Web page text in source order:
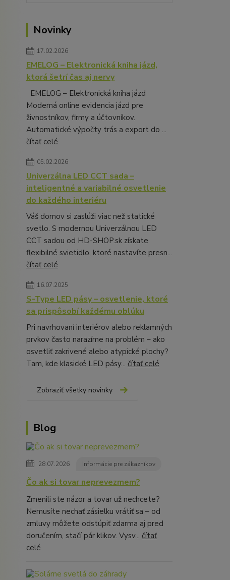
Novinky
17.02.2026
EMELOG – Elektronická kniha jázd,
ktorá šetrí čas aj nervy
EMELOG – Elektronická kniha jázd
Moderná online evidencia jázd pre
živnostníkov, firmy a účtovníkov.
Automatické výpočty trás a export do ...
čítať celé
05.02.2026
Univerzálna LED CCT sada –
inteligentné a variabilné osvetlenie
do každého interiéru
Váš domov si zaslúži viac než statické
svetlo. S modernou Univerzálnou LED
CCT sadou od HD-SHOP.sk získate
flexibilné svietidlo, ktoré nastavíte presn...
čítať celé
16.07.2025
S-Type LED pásy – osvetlenie, ktoré
sa prispôsobí každému oblúku
Pri navrhovaní interiérov alebo reklamných
prvkov často narazíme na problém – ako
osvetliť zakrivené alebo atypické plochy?
Tam, kde klasické LED pásy... čítať celé
Zobraziť všetky novinky
Blog
28.07.2026 Informácie pre zákazníkov
Čo ak si tovar neprevezmem?
Zmenili ste názor a tovar už nechcete?
Nemusíte nechať zásielku vrátiť sa – od
zmluvy môžete odstúpiť zdarma aj pred
doručením, stačí pár klikov. Vysv... čítať
celé